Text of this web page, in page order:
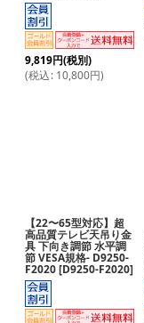
9,819円(税別)
(税込: 10,800円)
【22〜65型対応】超
高品質テレビ天吊り金
具 下向き調節 水平調
節 VESA規格- D9250-
F2020[D9250-F2020]